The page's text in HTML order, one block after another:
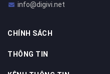
info@digivi.net
CHÍNH SÁCH
THÔNG TIN